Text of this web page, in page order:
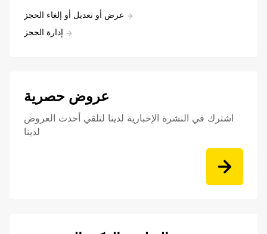
عرض أو تعديل أو إلغاء الحجز
إدارة الحجز
عروض حصرية
اشترك في النشرة الإخبارية لدينا لتلقي أحدث العروض
لدينا